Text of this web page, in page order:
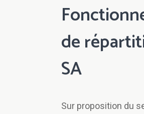
de
SA
Sur proposition du